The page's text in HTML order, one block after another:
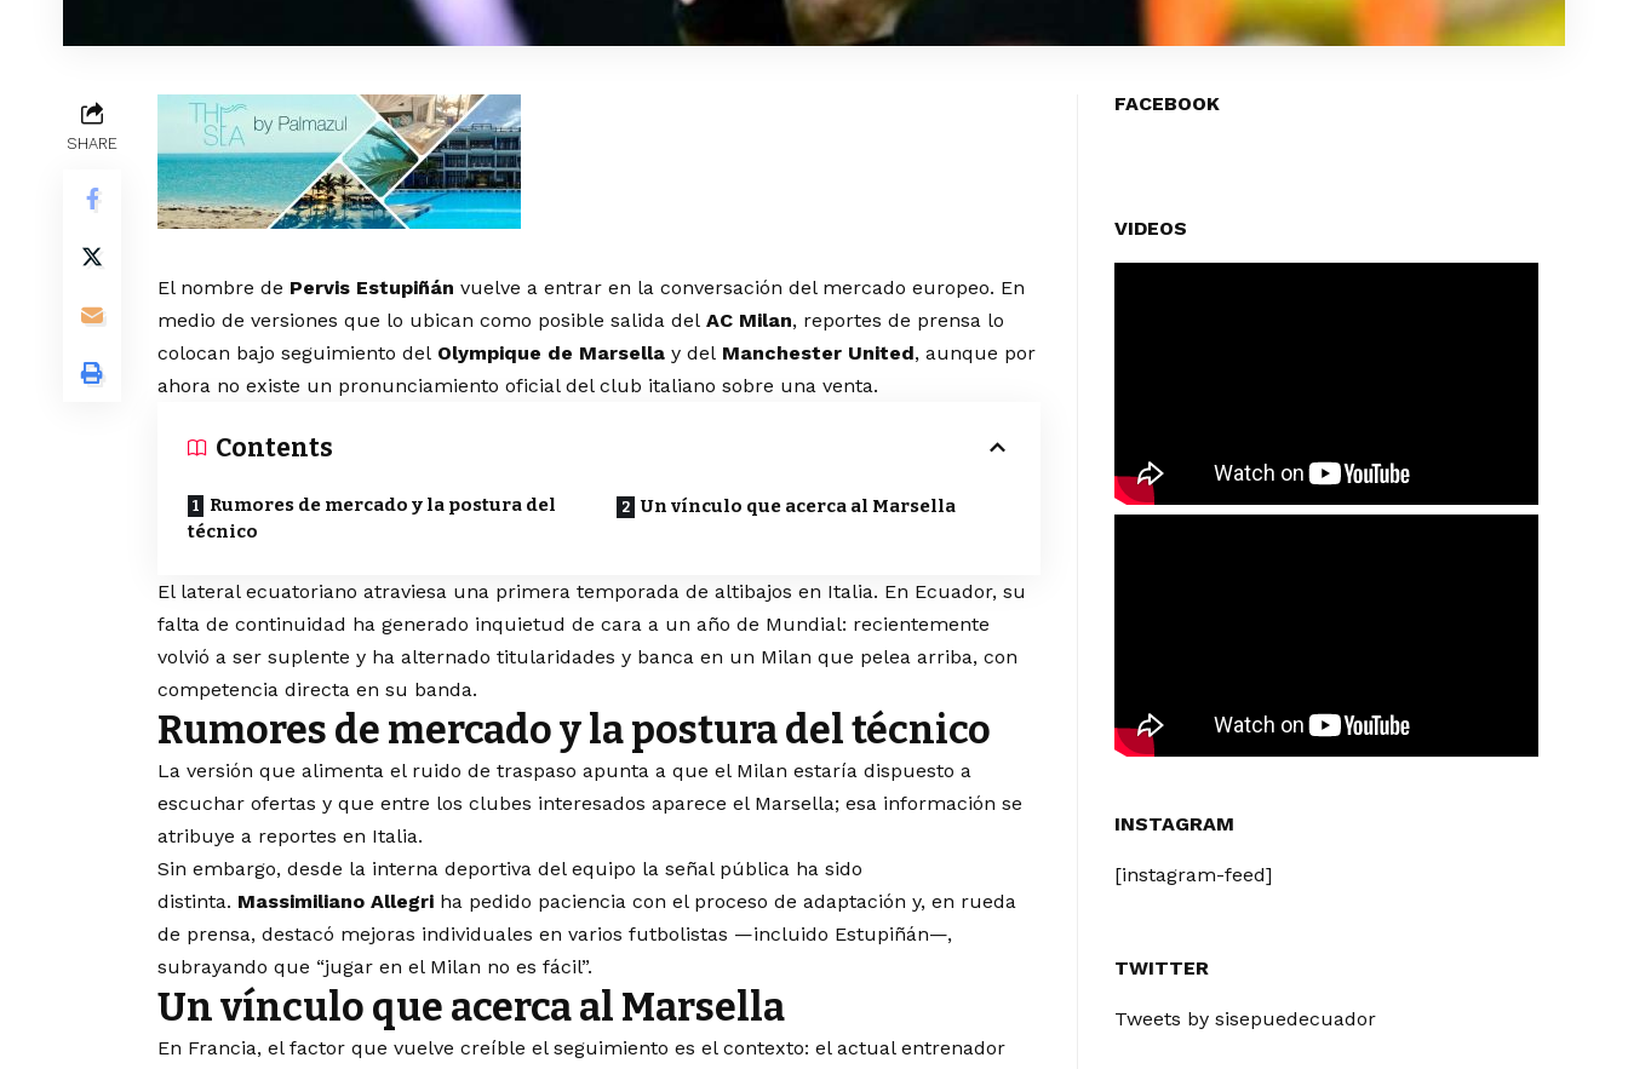
SHARE
El nombre de Pervis Estupiñán vuelve a entrar en la conversación del mercado europeo. En
medio de versiones que lo ubican como posible salida del AC Milan, reportes de prensa lo
colocan bajo seguimiento del Olympique de Marsella y del Manchester United, aunque por
ahora no existe un pronunciamiento oficial del club italiano sobre una venta.
Contents
Rumores de mercado y la postura del
técnico
Un vínculo que acerca al Marsella
El lateral ecuatoriano atraviesa una primera temporada de altibajos en Italia. En Ecuador, su
falta de continuidad ha generado inquietud de cara a un año de Mundial: recientemente
volvió a ser suplente y ha alternado titularidades y banca en un Milan que pelea arriba, con
competencia directa en su banda.
Rumores de mercado y la postura del técnico
La versión que alimenta el ruido de traspaso apunta a que el Milan estaría dispuesto a
escuchar ofertas y que entre los clubes interesados aparece el Marsella; esa información se
atribuye a reportes en Italia.
Sin embargo, desde la interna deportiva del equipo la señal pública ha sido
distinta. Massimiliano Allegri ha pedido paciencia con el proceso de adaptación y, en rueda
de prensa, destacó mejoras individuales en varios futbolistas —incluido Estupiñán—,
subrayando que “jugar en el Milan no es fácil”.
Un vínculo que acerca al Marsella
En Francia, el factor que vuelve creíble el seguimiento es el contexto: el actual entrenador
FACEBOOK
VIDEOS
INSTAGRAM
[instagram-feed]
TWITTER
Tweets by sisepuedecuador